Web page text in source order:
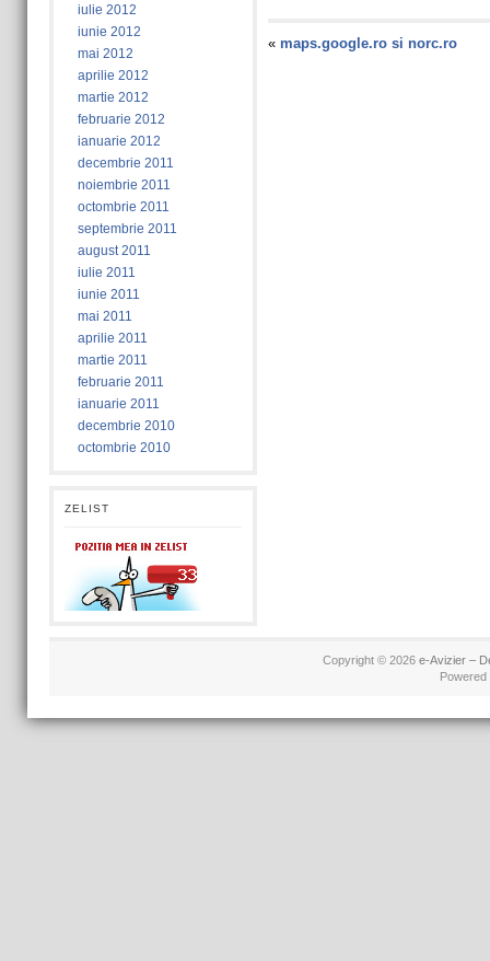
iulie 2012
iunie 2012
mai 2012
aprilie 2012
martie 2012
februarie 2012
ianuarie 2012
decembrie 2011
noiembrie 2011
octombrie 2011
septembrie 2011
august 2011
iulie 2011
iunie 2011
mai 2011
aprilie 2011
martie 2011
februarie 2011
ianuarie 2011
decembrie 2010
octombrie 2010
ZELIST
« maps.google.ro si norc.ro
Copyright © 2026 e-Avizier –